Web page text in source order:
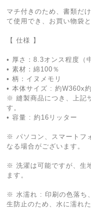
マチ付きのため、書類だ
て使用でき、お買い物袋
【 仕様 】
• 厚さ：8.3オンス程度（
• 素材：綿100％
• 柄：イヌメモリ
• 本体サイズ : 約W360x
※ 縫製商品につき、上記
す。
• 容量 : 約16リッター
※ パソコン、スマートフ
なる場合がございます。
※ 洗濯は可能ですが、生
ます。
※ 水濡れ : 印刷の色落ち
生防止のため、水に濡れ